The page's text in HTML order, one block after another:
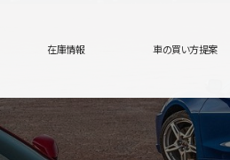
在庫情報 車の買い方提案